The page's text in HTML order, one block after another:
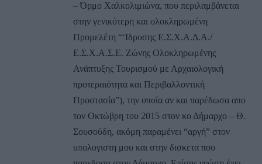
– Όρμο Χαλκολιμιώνα, που περιλαμβάνεται
στην γενικότερη και ολοκληρωμένη
Προμελέτη “‘Ιδρυσης Ε.Σ.Χ.Α.Δ.Α./
Ε.Σ.Χ.Α.Σ.Ε. Ζώνης Ολοκληρωμένης
Ανάπτυξης Τουρισμού με Αρχαιολογική
προτεραιότητα και Περιβαλλοντική
Προστασία”), την οποία αν και παρέδωσα απο
τον Οκτώβρη του 2015 στον κο Δήμαρχο – Θ.
Σουσούδη, ακόμη παραμένει “αργή” στον
υπολογιστη μου και στην δισκετα που